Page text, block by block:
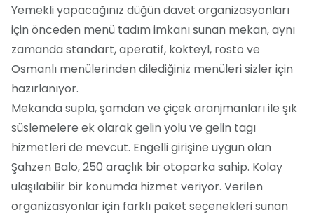
Yemekli yapacağınız düğün davet organizasyonları
için önceden menü tadım imkanı sunan mekan, aynı
zamanda standart, aperatif, kokteyl, rosto ve
Osmanlı menülerinden dilediğiniz menüleri sizler için
hazırlanıyor.
Mekanda supla, şamdan ve çiçek aranjmanları ile şık
süslemelere ek olarak gelin yolu ve gelin tagı
hizmetleri de mevcut. Engelli girişine uygun olan
Şahzen Balo, 250 araçlık bir otoparka sahip. Kolay
ulaşılabilir bir konumda hizmet veriyor. Verilen
organizasyonlar için farklı paket seçenekleri sunan